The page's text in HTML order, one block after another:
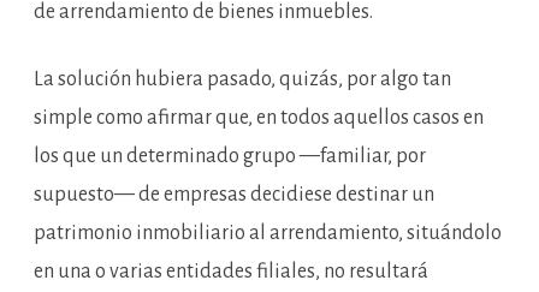
de arrendamiento de bienes inmuebles.
La solución hubiera pasado, quizás, por algo tan
simple como afirmar que, en todos aquellos casos en
los que un determinado grupo —familiar, por
supuesto— de empresas decidiese destinar un
patrimonio inmobiliario al arrendamiento, situándolo
en una o varias entidades filiales, no resultará